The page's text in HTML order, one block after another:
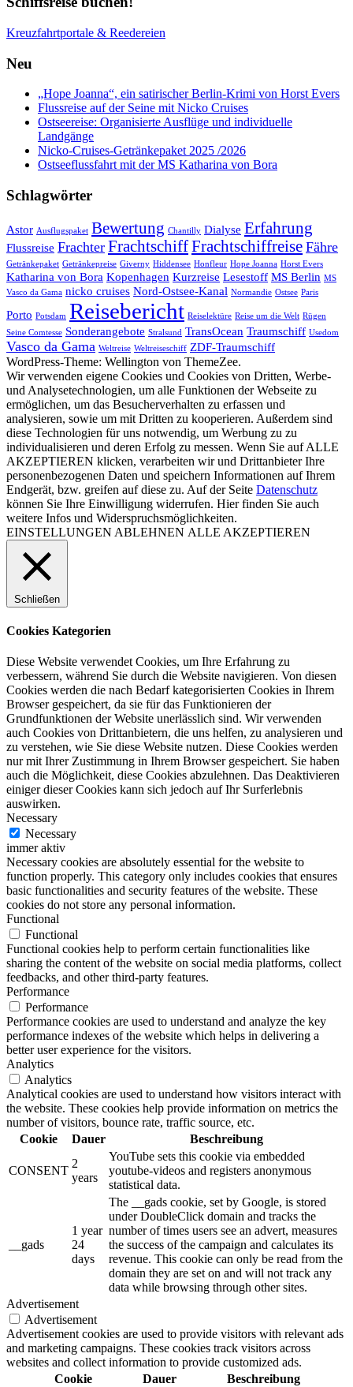
Kreuzfahrtportale & Reedereien
Neu
„Hope Joanna“, ein satirischer Berlin-Krimi von Horst Evers
Flussreise auf der Seine mit Nicko Cruises
Ostseereise: Organisierte Ausflüge und individuelle
Landgänge
Nicko-Cruises-Getränkepaket 2025 /2026
Ostseeflussfahrt mit der MS Katharina von Bora
Schlagwörter
Astor Ausflugspaket Bewertung Chantilly Dialyse Erfahrung
Flussreise Frachter FrachtschiffFrachtschiffreise Fähre
Getränkepaket Getränkepreise Giverny Hiddensee Honfleur Hope Joanna Horst Evers
Katharina von Bora Kopenhagen Kurzreise Lesestoff MS Berlin MS
Vasco da Gama nicko cruises Nord-Ostsee-Kanal Normandie Ostsee Paris
Porto Potsdam Reisebericht Reiselektüre Reise um die Welt Rügen
Seine Comtesse Sonderangebote Stralsund TransOcean Traumschiff Usedom
Vasco da Gama Weltreise Weltreiseschiff ZDF-Traumschiff
WordPress-Theme: Wellington von ThemeZee.
Wir verwenden eigene Cookies und Cookies von Dritten, Werbe-
und Analysetechnologien, um alle Funktionen der Webseite zu
ermöglichen, um das Besucherverhalten zu erfassen und
analysieren, sowie um mit Dritten zu kooperieren. Außerdem sind
diese Technologien für uns notwendig, um Werbung zu zu
individualisieren und deren Erfolg zu messen. Wenn Sie auf ALLE
AKZEPTIEREN klicken, verarbeiten wir und Drittanbieter Ihre
personenbezogenen Daten und speichern Informationen auf Ihrem
Endgerät, bzw. greifen auf diese zu. Auf der Seite Datenschutz
können Sie Ihre Einwilligung widerrufen. Hier finden Sie auch
weitere Infos und Widerspruchsmöglichkeiten.
EINSTELLUNGEN ABLEHNEN ALLE AKZEPTIEREN
Schließen
Cookies Kategorien
Diese Website verwendet Cookies, um Ihre Erfahrung zu
verbessern, während Sie durch die Website navigieren. Von diesen
Cookies werden die nach Bedarf kategorisierten Cookies in Ihrem
Browser gespeichert, da sie für das Funktionieren der
Grundfunktionen der Website unerlässlich sind. Wir verwenden
auch Cookies von Drittanbietern, die uns helfen, zu analysieren und
zu verstehen, wie Sie diese Website nutzen. Diese Cookies werden
nur mit Ihrer Zustimmung in Ihrem Browser gespeichert. Sie haben
auch die Möglichkeit, diese Cookies abzulehnen. Das Deaktivieren
einiger dieser Cookies kann sich jedoch auf Ihr Surferlebnis
auswirken.
Necessary
Necessary
immer aktiv
Necessary cookies are absolutely essential for the website to
function properly. This category only includes cookies that ensures
basic functionalities and security features of the website. These
cookies do not store any personal information.
Functional
Functional
Functional cookies help to perform certain functionalities like
sharing the content of the website on social media platforms, collect
feedbacks, and other third-party features.
Performance
Performance
Performance cookies are used to understand and analyze the key
performance indexes of the website which helps in delivering a
better user experience for the visitors.
Analytics
Analytics
Analytical cookies are used to understand how visitors interact with
the website. These cookies help provide information on metrics the
number of visitors, bounce rate, traffic source, etc.
Cookie
Dauer Beschreibung
CONSENT
2
years
YouTube sets this cookie via embedded
youtube-videos and registers anonymous
statistical data.
__gads
1 year
24
days
The __gads cookie, set by Google, is stored
under DoubleClick domain and tracks the
number of times users see an advert, measures
the success of the campaign and calculates its
revenue. This cookie can only be read from the
domain they are set on and will not track any
data while browsing through other sites.
Advertisement
Advertisement
Advertisement cookies are used to provide visitors with relevant ads
and marketing campaigns. These cookies track visitors across
websites and collect information to provide customized ads.
Cookie
Dauer Beschreibung